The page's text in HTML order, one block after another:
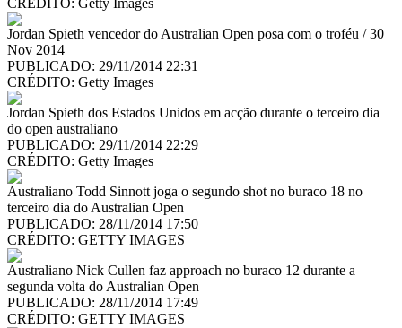
CRÉDITO: Getty Images
Jordan Spieth vencedor do Australian Open posa com o troféu / 30
Nov 2014
PUBLICADO: 29/11/2014 22:31
CRÉDITO: Getty Images
Jordan Spieth dos Estados Unidos em acção durante o terceiro dia
do open australiano
PUBLICADO: 29/11/2014 22:29
CRÉDITO: Getty Images
Australiano Todd Sinnott joga o segundo shot no buraco 18 no
terceiro dia do Australian Open
PUBLICADO: 28/11/2014 17:50
CRÉDITO: GETTY IMAGES
Australiano Nick Cullen faz approach no buraco 12 durante a
segunda volta do Australian Open
PUBLICADO: 28/11/2014 17:49
CRÉDITO: GETTY IMAGES